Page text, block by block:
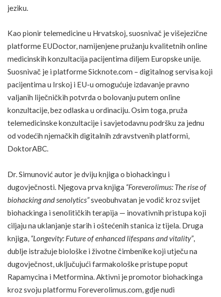
jeziku.
Kao pionir telemedicine u Hrvatskoj, suosnivač je višejezične
platforme EUDoctor, namijenjene pružanju kvalitetnih online
medicinskih konzultacija pacijentima diljem Europske unije.
Suosnivač je i platformeSicknote.com – digitalnog servisa koji
pacijentima u Irskoj i EU-u omogućuje izdavanje pravno
valjanih liječničkih potvrda o bolovanju putem online
konzultacije, bez odlaska u ordinaciju. Osim toga, pruža
telemedicinske konzultacije i savjetodavnu podršku za jednu
od vodećih njemačkih digitalnih zdravstvenih platformi,
DoktorABC.
Dr. Simunović autor je dviju knjiga o biohackingu i
dugovječnosti. Njegova prva knjiga “Foreverolimus: The rise of
biohacking and senolytics”sveobuhvatan je vodič kroz svijet
biohackinga i senolitičkih terapija — inovativnih pristupa koji
ciljaju na uklanjanje starih i oštećenih stanica iz tijela. Druga
knjiga, “Longevity: Future of enhanced lifespans and vitality”,
dublje istražuje biološke i životne čimbenike koji utječu na
dugovječnost, uključujući farmakološke pristupe poput
Rapamycina i Metformina. Aktivni je promotor biohackinga
kroz svoju platformu Foreverolimus.com, gdje nudi